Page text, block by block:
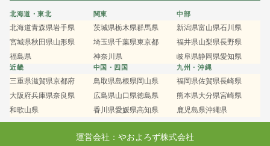
北海道・東北
北海道青森県岩手県
宮城県秋田県山形県
福島県
関東
茨城県栃木県群馬県
埼玉県千葉県東京都
神奈川県
中部
新潟県富山県石川県
福井県山梨県長野県
岐阜県静岡県愛知県
近畿
三重県滋賀県京都府
大阪府兵庫県奈良県
和歌山県
中国・四国
鳥取県島根県岡山県
広島県山口県徳島県
香川県愛媛県高知県
九州・沖縄
福岡県佐賀県長崎県
熊本県大分県宮崎県
鹿児島県沖縄県
運営会社：やおよろず株式会社